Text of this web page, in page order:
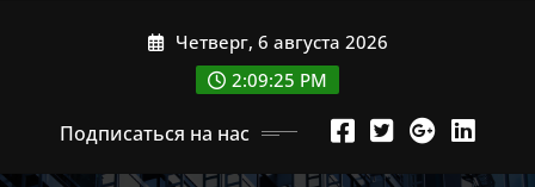
Четверг, 6 августа 2026
2:09:27 PM
Подписаться на нас